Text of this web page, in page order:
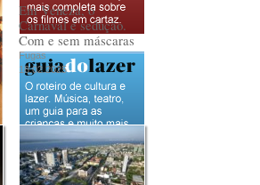
Em Veneza, o
Carnaval é sedução.
Com e sem máscaras
Fugas
18.02.2025
PUB